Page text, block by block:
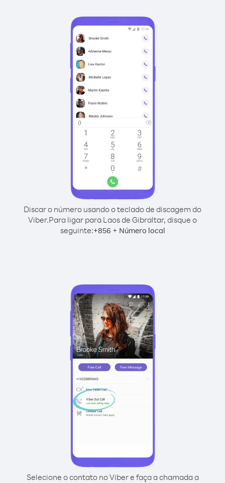
Discar o número usando o teclado de discagem do
Viber.Para ligar para Laos de Gibraltar, disque o
seguinte:+856 + Número local
Selecione o contato no Viber e faça a chamada a